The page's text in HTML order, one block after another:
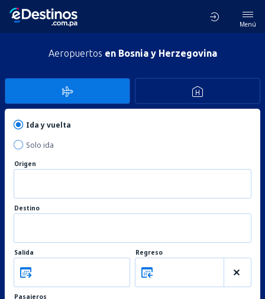
Menú
Aeropuertos en Bosnia y Herzegovina
Ida y vuelta
Solo ida
Origen
Destino
Salida Regreso
Pasajeros